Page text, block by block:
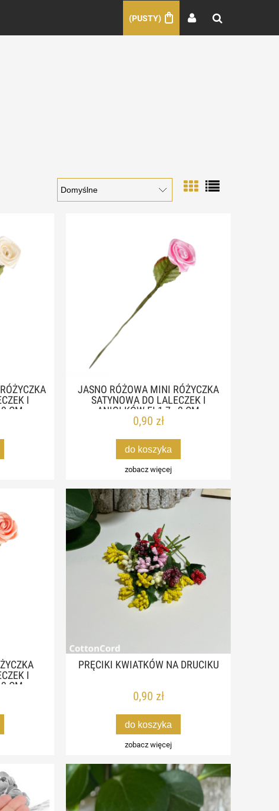
(PUSTY)
I
CM
JASNO RÓŻOWA MINI RÓŻYCZKA
SATYNOWA DO LALECZEK I
ANIOŁKÓW FI 1,7 - 2 CM
0,90 zł
do koszyka
zobacz więcej
I
CM
PRĘCIKI KWIATKÓW NA DRUCIKU
0,90 zł
do koszyka
zobacz więcej